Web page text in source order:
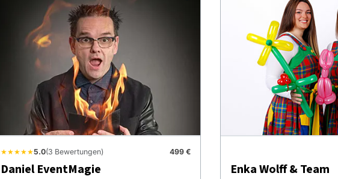
★★★★★5.0(3 Bewertungen) 499 €
Daniel EventMagie Enka Wolff & Team